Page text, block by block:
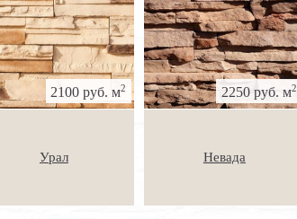
2100 руб. м2
Урал
2250 руб. м2
Невада